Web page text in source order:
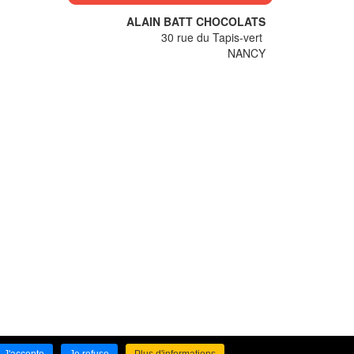
ALAIN BATT CHOCOLATS
30 rue du Tapis-vert
NANCY